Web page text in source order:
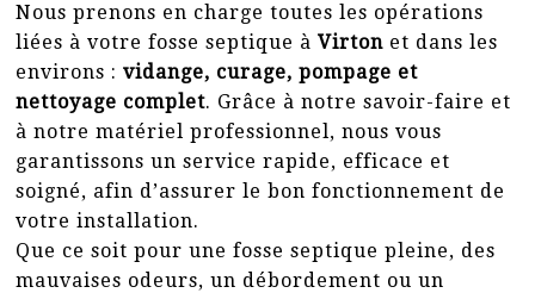
Nous prenons en charge toutes les opérations
liées à votre fosse septique à Virton et dans les
environs : vidange, curage, pompage et
nettoyage complet. Grâce à notre savoir-faire et
à notre matériel professionnel, nous vous
garantissons un service rapide, efficace et
soigné, afin d’assurer le bon fonctionnement de
votre installation.
Que ce soit pour une fosse septique pleine, des
mauvaises odeurs, un débordement ou un